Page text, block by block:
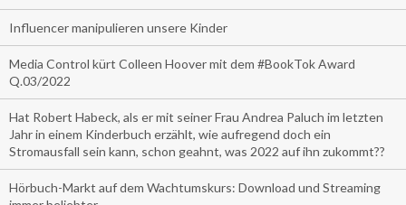
Influencer manipulieren unsere Kinder
Media Control kürt Colleen Hoover mit dem #BookTok Award
Q.03/2022
Hat Robert Habeck, als er mit seiner Frau Andrea Paluch im letzten
Jahr in einem Kinderbuch erzählt, wie aufregend doch ein
Stromausfall sein kann, schon geahnt, was 2022 auf ihn zukommt??
Hörbuch-Markt auf dem Wachtumskurs: Download und Streaming